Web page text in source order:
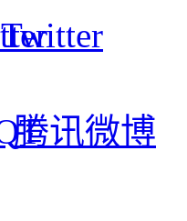
Twitter
腾讯微博